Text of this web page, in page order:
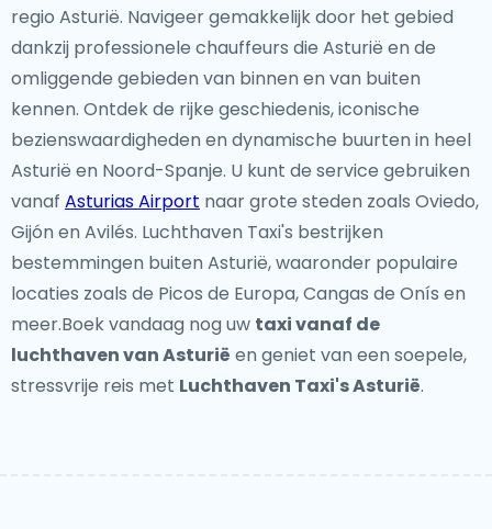
regio Asturië. Navigeer gemakkelijk door het gebied
dankzij professionele chauffeurs die Asturië en de
omliggende gebieden van binnen en van buiten
kennen. Ontdek de rijke geschiedenis, iconische
bezienswaardigheden en dynamische buurten in heel
Asturië en Noord-Spanje. U kunt de service gebruiken
vanaf Asturias Airport naar grote steden zoals Oviedo,
Gijón en Avilés. Luchthaven Taxi's bestrijken
bestemmingen buiten Asturië, waaronder populaire
locaties zoals de Picos de Europa, Cangas de Onís en
meer.Boek vandaag nog uw taxi vanaf de
luchthaven van Asturië en geniet van een soepele,
stressvrije reis met Luchthaven Taxi's Asturië.